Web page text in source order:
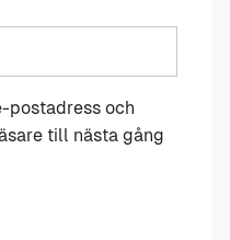
postadress och
till nästa gång